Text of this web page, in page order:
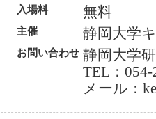
入場料 無料
主催 静岡大学
お問い合わせ 静岡大学
TEL：
メール：